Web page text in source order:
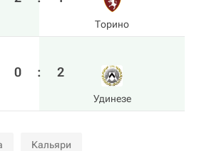
Торино
0 : 2
Удинезе
Кальяри